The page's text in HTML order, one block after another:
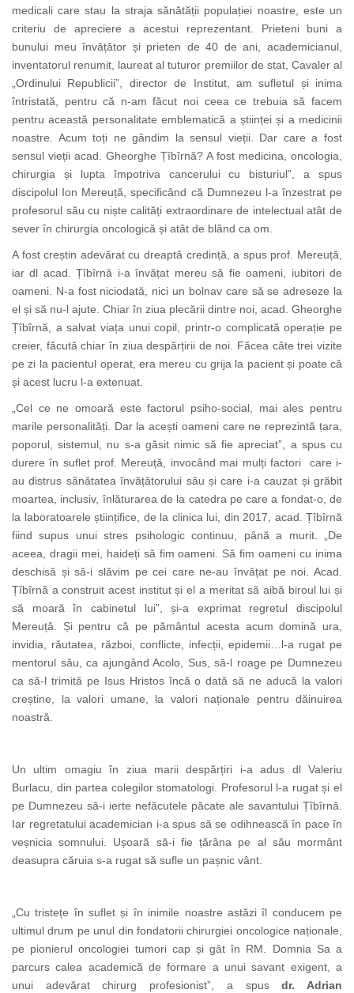
medicali care stau la straja sănătății populației noastre, este un
criteriu de apreciere a acestui reprezentant. Prieteni buni a
bunului meu învățător și prieten de 40 de ani, academicianul,
inventatorul renumit, laureat al tuturor premiilor de stat, Cavaler al
„Ordinului Republicii”, director de Institut, am sufletul și inima
întristată, pentru că n-am făcut noi ceea ce trebuia să facem
pentru această personalitate emblematică a științei și a medicinii
noastre. Acum toți ne gândim la sensul vieții. Dar care a fost
sensul vieții acad. Gheorghe Țîbîrnă? A fost medicina, oncologia,
chirurgia și lupta împotriva cancerului cu bisturiul”, a spus
discipolul Ion Mereuță, specificând că Dumnezeu l-a înzestrat pe
profesorul său cu niște calități extraordinare de intelectual atât de
sever în chirurgia oncologică și atât de blând ca om.
A fost creștin adevărat cu dreaptă credință, a spus prof. Mereuță,
iar dl acad. Țîbîrnă i-a învățat mereu să fie oameni, iubitori de
oameni. N-a fost niciodată, nici un bolnav care să se adreseze la
el și să nu-l ajute. Chiar în ziua plecării dintre noi, acad. Gheorghe
Țîbîrnă, a salvat viața unui copil, printr-o complicată operație pe
creier, făcută chiar în ziua despărțirii de noi.
Făcea câte trei vizite
pe zi la pacientul operat, era mereu cu grija la pacient și poate că
și acest lucru l-a extenuat.
„Cel ce ne omoară este factorul psiho-social, mai ales pentru
marile personalități. Dar la acești oameni care ne reprezintă țara,
poporul, sistemul, nu s-a găsit nimic să fie apreciat”, a spus cu
durere în suflet prof. Mereuță, invocând mai mulți factori care i-
au distrus sănătatea învățătorului său și care i-a cauzat și grăbit
moartea, inclusiv, înlăturarea de la catedra pe care a fondat-o, de
la laboratoarele științifice, de la clinica lui, din 2017, acad. Țîbîrnă
fiind supus unui stres psihologic continuu, până a murit. „De
aceea, dragii mei, haideți să fim oameni. Să fim oameni cu inima
deschisă și să-i slăvim pe cei care ne-au învățat pe noi. Acad.
Țîbîrnă a construit acest institut și el a meritat să aibă biroul lui și
să moară în cabinetul lui”, și-a exprimat regretul discipolul
Mereuță. Și pentru că pe pământul acesta acum domină ura,
invidia, răutatea, război, conflicte, infecții, epidemii…l-a rugat pe
mentorul său, ca ajungând Acolo, Sus, să-l roage pe Dumnezeu
ca să-l trimită pe Isus Hristos încă o dată să ne aducă la valori
creștine, la valori umane, la valori naționale pentru dăinuirea
noastră.
Un ultim omagiu în ziua marii despărțiri i-a adus dl Valeriu
Burlacu, din partea colegilor stomatologi. Profesorul l-a rugat și el
pe Dumnezeu să-i ierte nefăcutele păcate ale savantului Țîbîrnă.
Iar regretatului academician i-a spus să se odihnească în pace în
veșnicia somnului. Ușoară să-i fie țărâna pe al său mormânt
deasupra căruia s-a rugat să sufle un pașnic vânt.
„Cu tristețe în suflet și în inimile noastre astăzi îl conducem pe
ultimul drum pe unul din fondatorii chirurgiei oncologice naționale,
pe pionierul oncologiei tumori cap și gât în RM. Domnia Sa a
parcurs calea academică de formare a unui savant exigent, a
unui adevărat chirurg profesionist”, a spusdr. Adrian